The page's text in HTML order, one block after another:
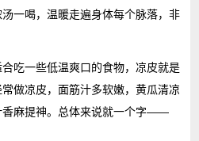
一喝，温暖走遍身体每个脉落，非
吃一些低温爽口的食物，凉皮就是
做凉皮，面筋汁多软嫩，黄瓜清凉
香麻提神。总体来说就一个字——